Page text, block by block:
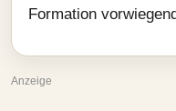
Formation
Anzeige